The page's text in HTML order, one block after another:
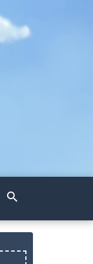
search